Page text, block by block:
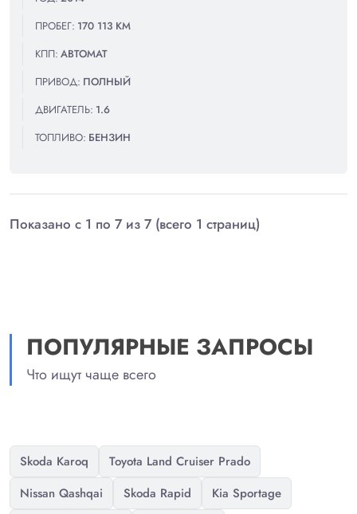
ПРОБЕГ: 170 113 КМ
КПП: АВТОМАТ
ПРИВОД: ПОЛНЫЙ
ДВИГАТЕЛЬ: 1.6
ТОПЛИВО: БЕНЗИН
Показано с 1 по 7 из 7 (всего 1 страниц)
ПОПУЛЯРНЫЕ ЗАПРОСЫ
Что ищут чаще всего
Skoda Karoq
Toyota Land Cruiser Prado
Nissan Qashqai
Skoda Rapid
Kia Sportage